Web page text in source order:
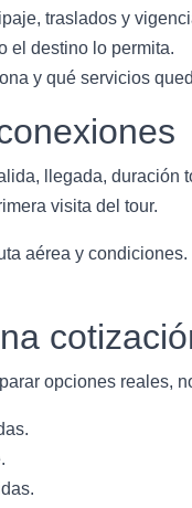
traslados y
el destino lo permita.
y qué servicios
llegada,
visita del tour.
aérea y
opciones reales,